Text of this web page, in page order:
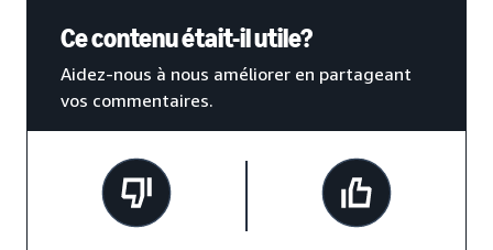
Ce contenu était-il utile?
Aidez-nous à nous améliorer en partageant
vos commentaires.